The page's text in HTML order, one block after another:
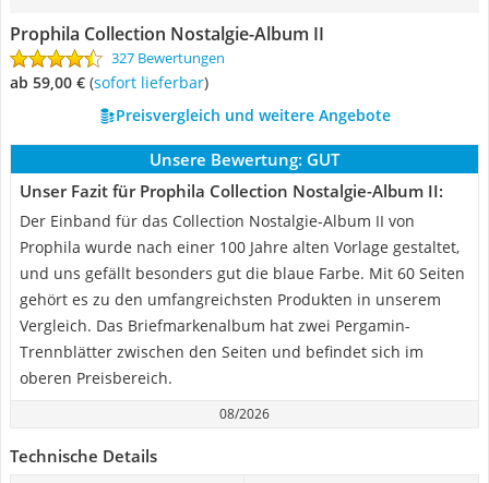
Prophila Collection Nostalgie-Album II
327 Bewertungen
ab 59,00 € ( Sofort lieferbar)
Preisvergleich und weitere Angebote
Unsere Bewertung: GUT
Unser Fazit für Prophila Collection Nostalgie-Album II:
Der Einband für das Collection Nostalgie-Album II von
Prophila wurde nach einer 100 Jahre alten Vorlage gestaltet,
und uns gefällt besonders gut die blaue Farbe. Mit 60 Seiten
gehört es zu den umfangreichsten Produkten in unserem
Vergleich. Das Briefmarkenalbum hat zwei Pergamin-
Trennblätter zwischen den Seiten und befindet sich im
oberen Preisbereich.
08/2026
Technische Details